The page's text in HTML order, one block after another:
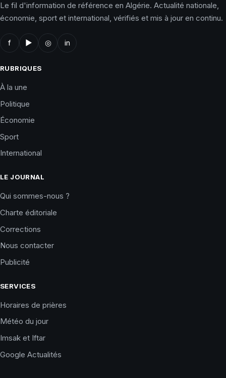
Le fil d'information de référence en Algérie. Actualité nationale,
économie, sport et international, vérifiés et mis à jour en continu.
f ▶ ◎ in
RUBRIQUES
À la une
Politique
Économie
Sport
International
LE JOURNAL
Qui sommes-nous ?
Charte éditoriale
Corrections
Nous contacter
Publicité
SERVICES
Horaires de prières
Météo du jour
Imsak et Iftar
Google Actualités